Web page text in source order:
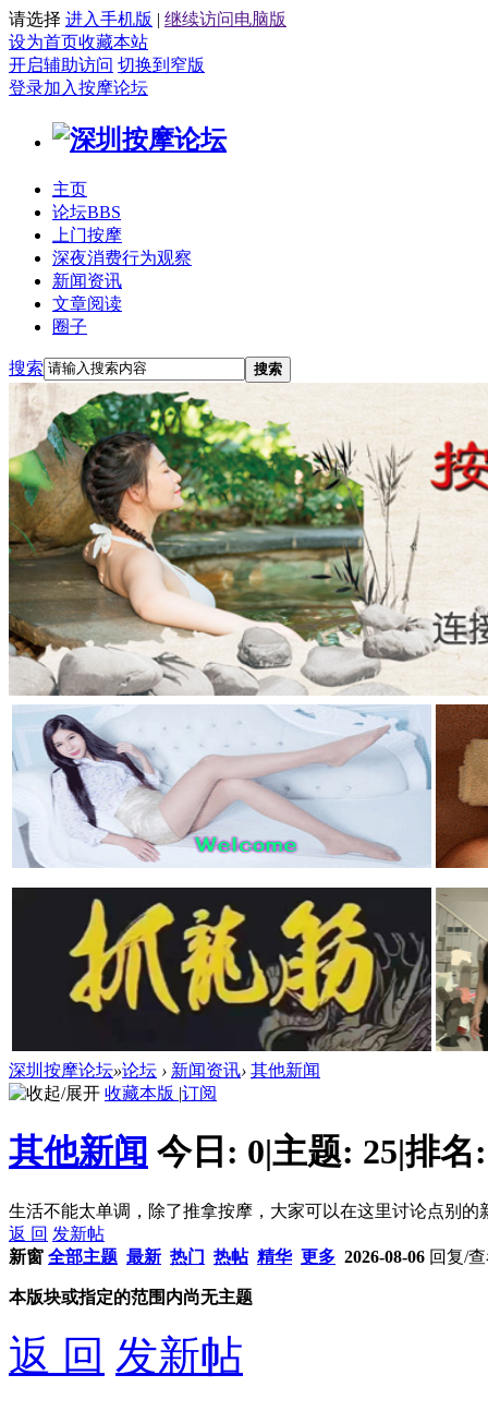
请选择 进入手机版 | 继续访问电脑版
设为首页收藏本站
开启辅助访问 切换到窄版
登录加入按摩论坛
主页
论坛BBS
上门按摩
深夜消费行为观察
新闻资讯
文章阅读
圈子
搜索 搜索
深圳按摩论坛»论坛 › 新闻资讯› 其他新闻
收藏本版 |订阅
其他新闻 今日: 0|主题: 25|排
生活不能太单调，除了推拿按摩，大家可以在这里讨论点别的
返 回 发新帖
新窗 全部主题 最新 热门 热帖 精华 更多 2026-08-06 回复/
本版块或指定的范围内尚无主题
返 回 发新帖